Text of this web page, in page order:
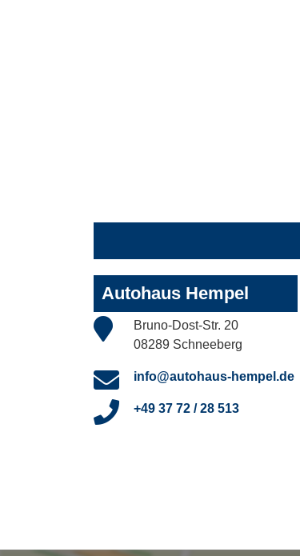
Autohaus Hempel
Bruno-Dost-Str. 20
08289 Schneeberg
info@autohaus-hempel.de
+49 37 72 / 28 513